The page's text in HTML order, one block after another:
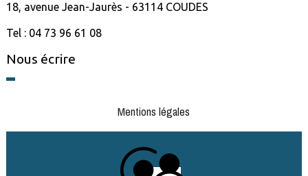
18, avenue Jean-Jaurès - 63114 COUDES
Tel : 04 73 96 61 08
Nous écrire
Mentions légales